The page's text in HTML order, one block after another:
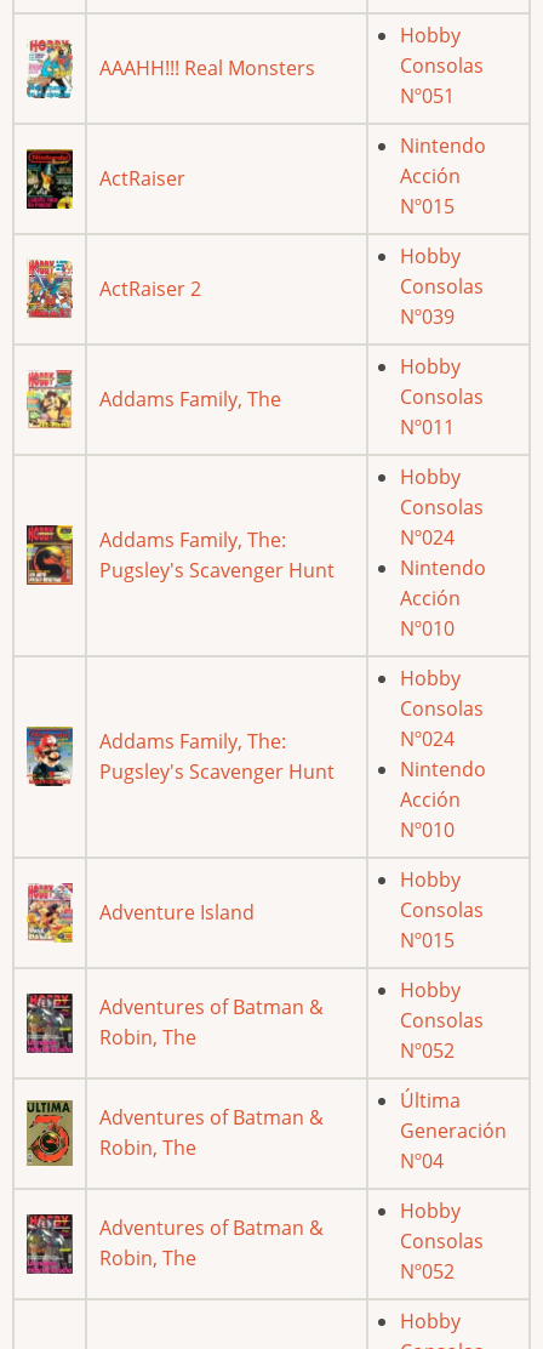
AAAHH!!! Real Monsters
Hobby
Consolas
Nº051
ActRaiser
Nintendo
Acción
Nº015
ActRaiser 2
Hobby
Consolas
Nº039
Addams Family, The
Hobby
Consolas
Nº011
Addams Family, The:
Pugsley's Scavenger Hunt
Hobby
Consolas
Nº024
Nintendo
Acción
Nº010
Addams Family, The:
Pugsley's Scavenger Hunt
Hobby
Consolas
Nº024
Nintendo
Acción
Nº010
Adventure Island
Hobby
Consolas
Nº015
Adventures of Batman &
Robin, The
Hobby
Consolas
Nº052
Adventures of Batman &
Robin, The
Última
Generación
Nº04
Adventures of Batman &
Robin, The
Hobby
Consolas
Nº052
Hobby